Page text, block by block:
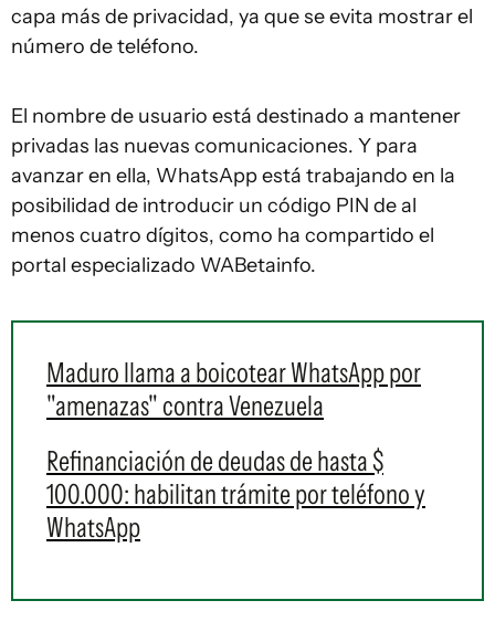
capa más de privacidad, ya que se evita mostrar el
número de teléfono.
El nombre de usuario está destinado a mantener
privadas las nuevas comunicaciones. Y para
avanzar en ella, WhatsApp está trabajando en la
posibilidad de introducir un código PIN de al
menos cuatro dígitos, como ha compartido el
portal especializado WABetainfo.
Maduro llama a boicotear WhatsApp por
"amenazas" contra Venezuela
Refinanciación de deudas de hasta $
100.000: habilitan trámite por teléfono y
WhatsApp